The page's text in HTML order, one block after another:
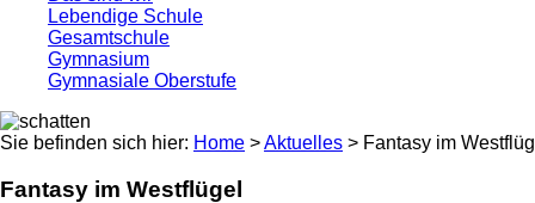
Lebendige Schule
Gesamtschule
Gymnasium
Gymnasiale Oberstufe
Sie befinden sich hier: Home >Aktuelles > Fantasy im
Fantasy im Westflügel